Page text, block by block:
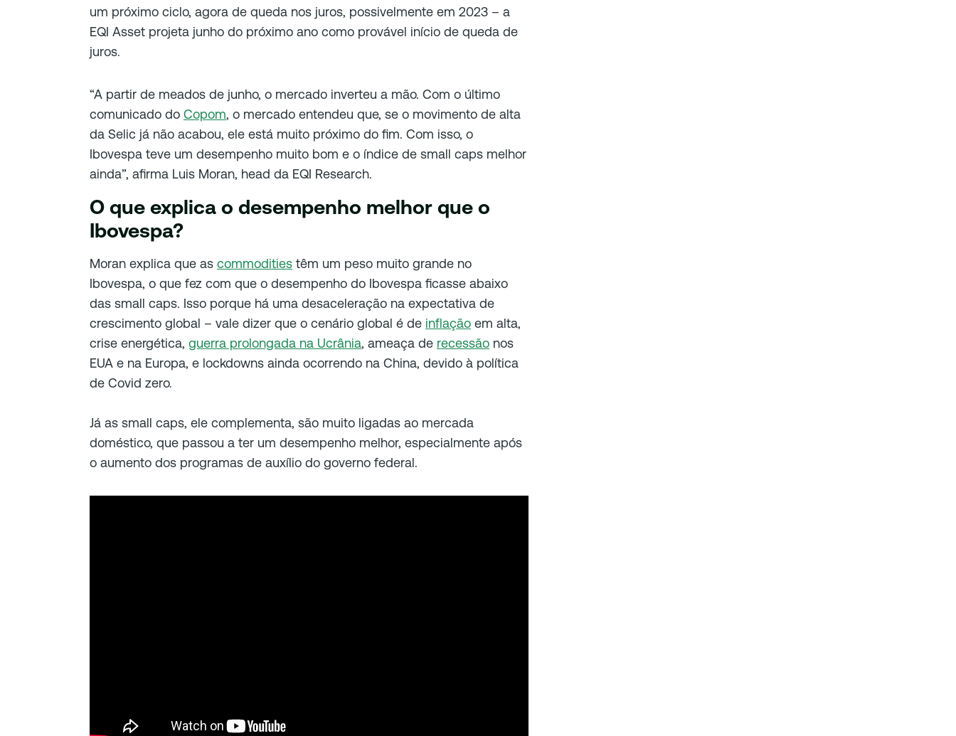
um próximo ciclo, agora de queda nos juros, possivelmente em 2023 – a
EQI Asset projeta junho do próximo ano como provável início de queda de
juros.
“A partir de meados de junho, o mercado inverteu a mão. Com o último
comunicado do Copom, o mercado entendeu que, se o movimento de alta
da Selic já não acabou, ele está muito próximo do fim. Com isso, o
Ibovespa teve um desempenho muito bom e o índice de small caps melhor
ainda”, afirma Luis Moran, head da EQI Research.
O que explica o desempenho melhor que o
Ibovespa?
Moran explica que as commodities têm um peso muito grande no
Ibovespa, o que fez com que o desempenho do Ibovespa ficasse abaixo
das small caps. Isso porque há uma desaceleração na expectativa de
crescimento global – vale dizer que o cenário global é de inflação em alta,
crise energética, guerra prolongada na Ucrânia, ameaça de recessão nos
EUA e na Europa, e lockdowns ainda ocorrendo na China, devido à política
de Covid zero.
Já as small caps, ele complementa, são muito ligadas ao mercada
doméstico, que passou a ter um desempenho melhor, especialmente após
o aumento dos programas de auxílio do governo federal.